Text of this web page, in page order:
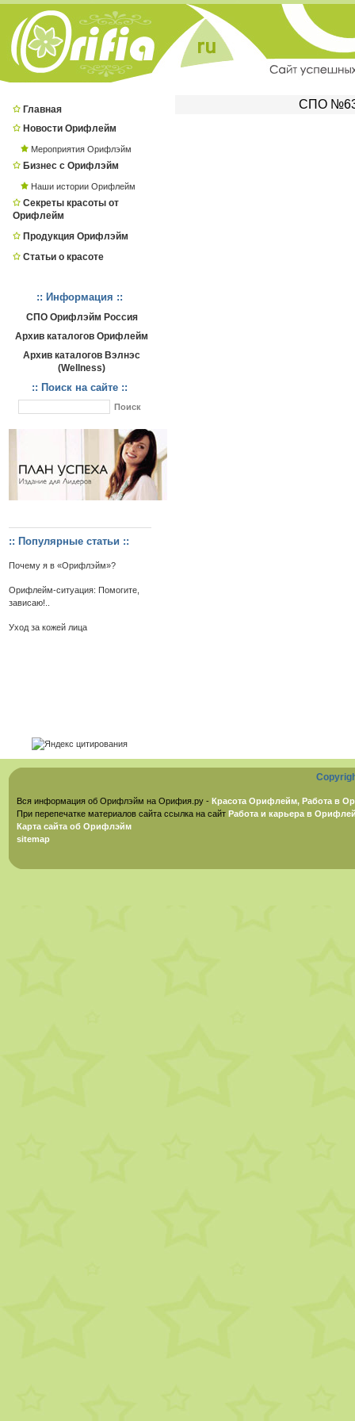
Главная
Новости Орифлейм
Мероприятия Орифлэйм
Бизнес с Орифлэйм
Наши истории Орифлейм
Секреты красоты от
Орифлейм
Продукция Орифлэйм
Статьи о красоте
:: Информация ::
СПО Орифлэйм Россия
Архив каталогов Орифлейм
Архив каталогов Вэлнэс
(Wellness)
:: Поиск на сайте ::
:: Популярные статьи ::
Почему я в «Орифлэйм»?
Орифлейм-ситуация: Помогите,
зависаю!..
Уход за кожей лица
СПО
Вся информация об Орифлэйм на Орифия.ру - Красота Орифлейм, Работа в
При перепечатке материалов сайта ссылка на сайт Работа и карьера в
Карта сайта об Орифлэйм
sitemap